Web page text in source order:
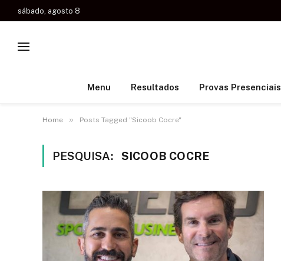
sábado, agosto 8
Menu Resultados Provas Presenciais
Home » Posts Tagged "Sicoob Cocre"
PESQUISA: SICOOB COCRE